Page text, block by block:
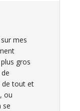
mes
gros
de tout et
ou
se